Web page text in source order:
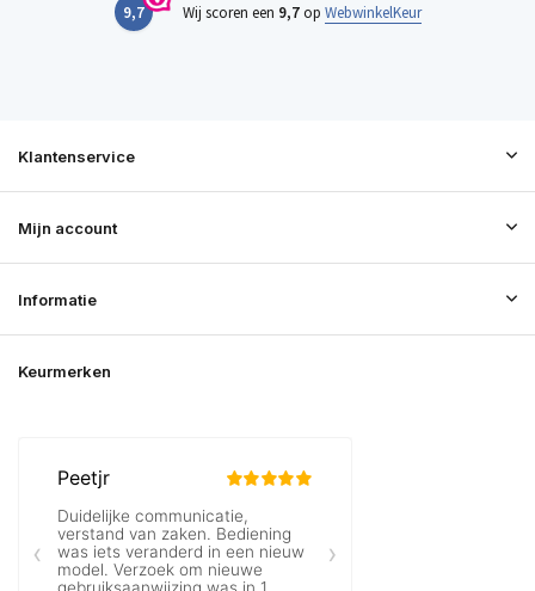
9,7 Wij scoren een 9,7op WebwinkelKeur
Klantenservice
Mijn account
Informatie
Keurmerken